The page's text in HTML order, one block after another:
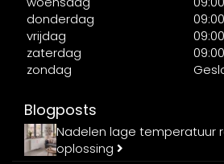
donderdag
vrijdag
zaterdag
zondag
Blogposts
Nadelen lage temperatuur
oplossing